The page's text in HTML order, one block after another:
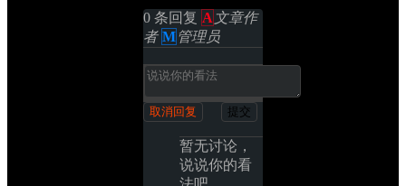
0 条回复 A 文章作
者 M 管理员
取消回复 提交
暂无讨论，
说说你的看